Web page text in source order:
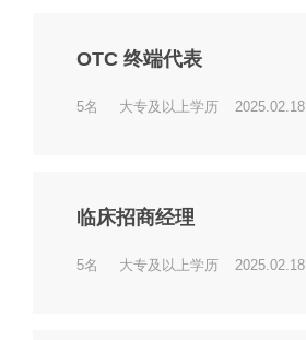
OTC 终端代表
5名 大专及以上学历 2025.02.18
临床招商经理
5名 大专及以上学历 2025.02.18